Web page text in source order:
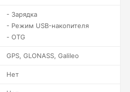
- Зарядка
- Режим USB-накопителя
- OTG
GPS, GLONASS, Galileo
Нет